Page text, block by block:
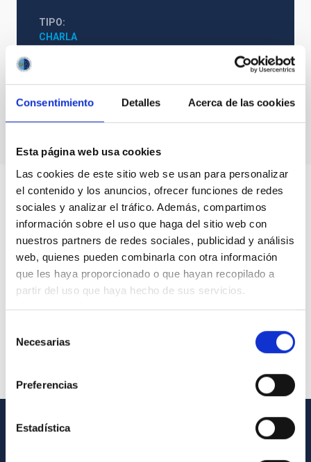
Consentimiento Detalles Acerca de las cookies
Esta página web usa cookies
Las cookies de este sitio web se usan para personalizar
el contenido y los anuncios, ofrecer funciones de redes
sociales y analizar el tráfico. Además, compartimos
información sobre el uso que haga del sitio web con
nuestros partners de redes sociales, publicidad y análisis
web, quienes pueden combinarla con otra información
que les haya proporcionado o que hayan recopilado a
partir del uso que haya hecho de sus servicios.
Necesarias
Preferencias
Estadística
TIPO
CHARLA
Amigos del IAC